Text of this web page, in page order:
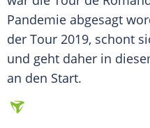
Pandemie abgesagt
der Tour 2019, schont
und geht daher in
an den Start.